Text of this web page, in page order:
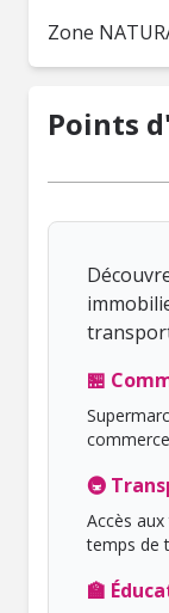
Zone
Points
🏪
🚇
Accès
temps de
🏫